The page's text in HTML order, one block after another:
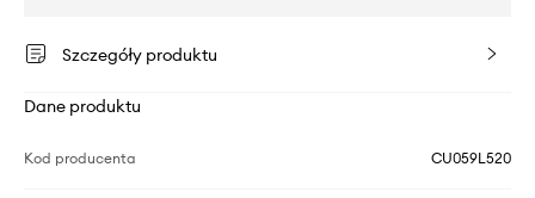
Szczegóły produktu
Dane produktu
Kod producenta CU059L520